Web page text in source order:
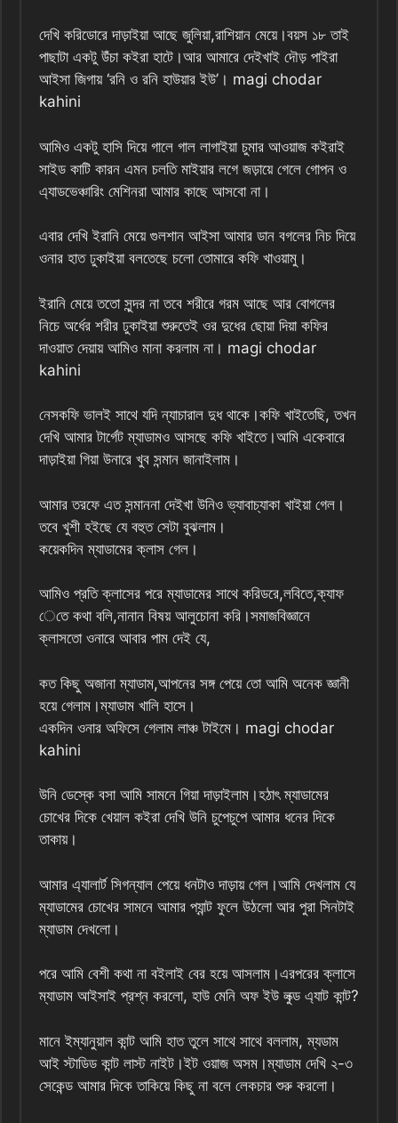
দেখি করিডোরে দাড়াইয়া আছে জুলিয়া,রাশিয়ান মেয়ে।বয়স ১৮ তাই
পাছাটা একটু উঁচা কইরা হাটে।আর আমারে দেইখাই দৌড় পাইরা
আইসা জিগায় ‘রনি ও রনি হাউয়ার ইউ’। magi chodar
kahini
আমিও একটু হাসি দিয়ে গালে গাল লাগাইয়া চুমার আওয়াজ কইরাই
সাইড কাটি কারন এমন চলতি মাইয়ার লগে জড়ায়ে গেলে গোপন ও
এ্যাডভেঞ্চারিং মেশিনরা আমার কাছে আসবো না।
এবার দেখি ইরানি মেয়ে গুলশান আইসা আমার ডান বগলের নিচ দিয়ে
ওনার হাত ঢুকাইয়া বলতেছে চলো তোমারে কফি খাওয়ামু।
ইরানি মেয়ে ততো সুন্দর না তবে শরীরে গরম আছে আর বোগলের
নিচে অর্ধের শরীর ঢুকাইয়া শুরুতেই ওর দুধের ছোয়া দিয়া কফির
দাওয়াত দেয়ায় আমিও মানা করলাম না। magi chodar
kahini
নেসকফি ভালই সাথে যদি ন্যাচারাল দুধ থাকে।কফি খাইতেছি, তখন
দেখি আমার টার্গেট ম্যাডামও আসছে কফি খাইতে।আমি একেবারে
দাড়াইয়া গিয়া উনারে খুব সন্মান জানাইলাম।
আমার তরফে এত সন্মাননা দেইখা উনিও ভ্যাবাচ্যাকা খাইয়া গেল।
তবে খুশী হইছে যে বহুত সেটা বুঝলাম।
কয়েকদিন ম্যাডামের ক্লাস গেল।
আমিও প্রতি ক্লাসের পরে ম্যাডামের সাথে করিডরে,লবিতে,ক্যাফ
েতে কথা বলি,নানান বিষয় আলুচোনা করি।সমাজবিজ্ঞানে
ক্লাসতো ওনারে আবার পাম দেই যে,
কত কিছু অজানা ম্যাডাম,আপনের সঙ্গ পেয়ে তো আমি অনেক জ্ঞানী
হয়ে গেলাম।ম্যাডাম খালি হাসে।
একদিন ওনার অফিসে গেলাম লাঞ্চ টাইমে। magi chodar
kahini
উনি ডেস্কে বসা আমি সামনে গিয়া দাড়াইলাম।হঠাৎ ম্যাডামের
চোখের দিকে খেয়াল কইরা দেখি উনি চুপেচুপে আমার ধনের দিকে
তাকায়।
আমার এ্যালার্ট সিগন্যাল পেয়ে ধনটাও দাড়ায় গেল।আমি দেখলাম যে
ম্যাডামের চোখের সামনে আমার প্যান্ট ফুলে উঠলো আর পুরা সিনটাই
ম্যাডাম দেখলো।
পরে আমি বেশী কথা না বইলাই বের হয়ে আসলাম।এরপরের ক্লাসে
ম্যাডাম আইসাই প্রশ্ন করলো, হাউ মেনি অফ ইউ লুক্ড এ্যাট কান্ট?
মানে ইম্যানুয়াল কান্ট আমি হাত তুলে সাথে সাথে বললাম, ম্যডাম
আই স্টাডিড কান্ট লাস্ট নাইট।ইট ওয়াজ অসম।ম্যাডাম দেখি ২-৩
সেকেন্ড আমার দিকে তাকিয়ে কিছু না বলে লেকচার শুরু করলো।